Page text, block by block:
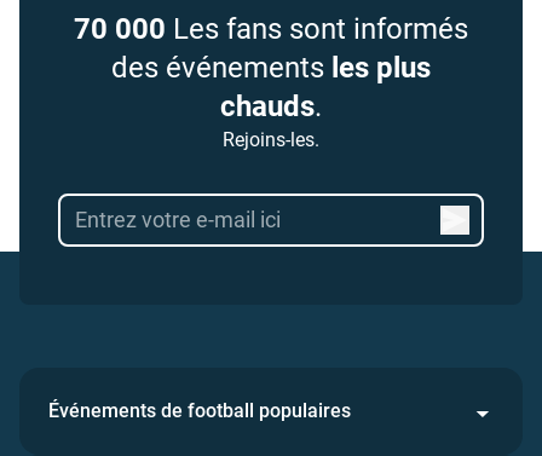
70 000 Les fans sont informés
des événements les plus
chauds.
Rejoins-les.
Événements de football populaires